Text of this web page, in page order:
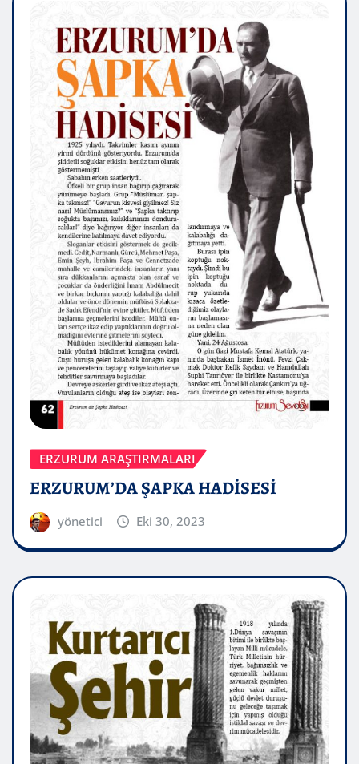
ERZURUM ARAŞTIRMALARI
ERZURUM’DA ŞAPKA HADİSESİ
yönetici Eki 30, 2023